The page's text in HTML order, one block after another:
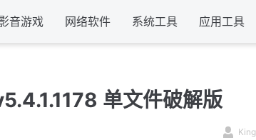
音游戏 网络软件 系统工具 应用工具
单文件破解版
King